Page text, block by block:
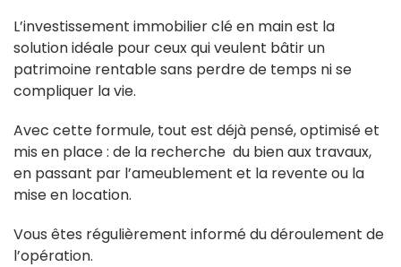
L’investissement immobilier clé en main est la
solution idéale pour ceux qui veulent bâtir un
patrimoine rentable sans perdre de temps ni se
compliquer la vie.
Avec cette formule, tout est déjà pensé, optimisé et
mis en place : de la recherche du bien aux travaux,
en passant par l’ameublement et la revente ou la
mise en location.
Vous êtes régulièrement informé du déroulement de
l’opération.